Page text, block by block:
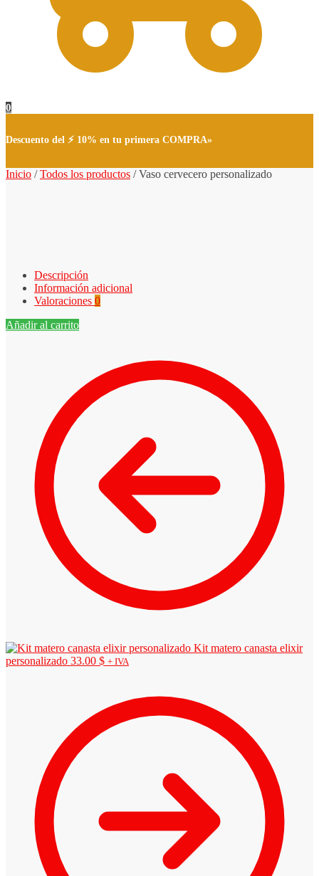
0
Descuento del ⚡ 10% en tu primera COMPRA»
Inicio /Todos los productos /Vaso cervecero personalizado
Descripción
Información adicional
Valoraciones 0
Añadir al carrito
Kit matero canasta elixir
personalizado 33.00 $ + IVA